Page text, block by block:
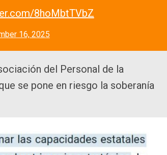
8hoMbtTVbZ
16, 2025
del Personal de la
se pone en riesgo la soberanía